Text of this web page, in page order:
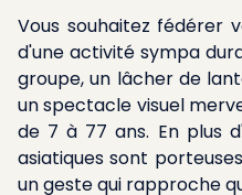
Vous souhaitez fédérer
d'une activité sympa
groupe, un lâcher de
un spectacle visuel
de 7 à 77 ans. En plus
asiatiques sont
un geste qui rapproche